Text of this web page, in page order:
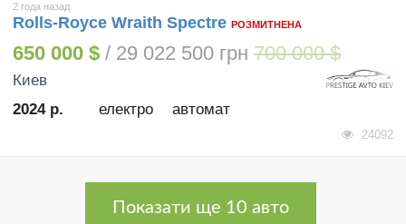
2 года назад
Rolls-Royce Wraith Spectre РОЗМИТНЕНА
650 000 $ / 29 022 500 грн 700 000 $
Киев
2024 р.
електро автомат
24092
Показати ще 10 авто